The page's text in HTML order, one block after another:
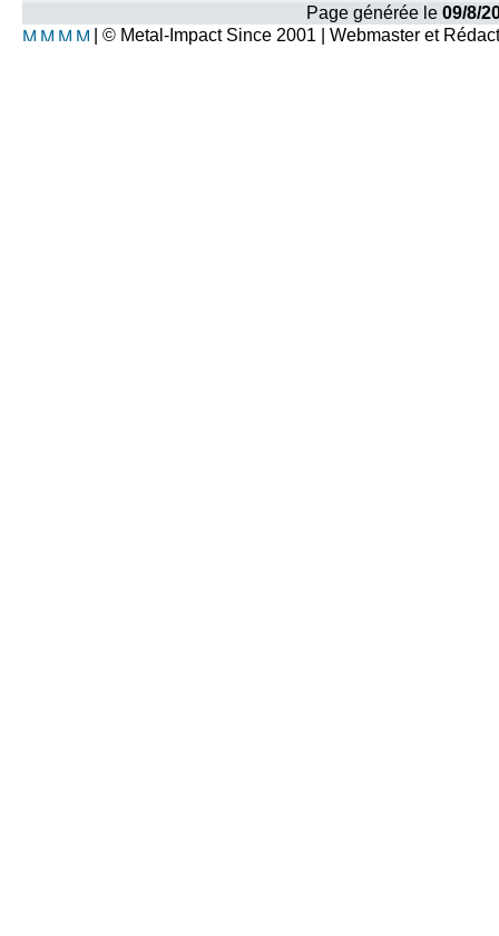
Page générée le 09/8/
| © Metal-Impact Since 2001 | Webmaster et